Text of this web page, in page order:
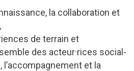
la collaboration et
de terrain et
des acteur·rices social-
et la